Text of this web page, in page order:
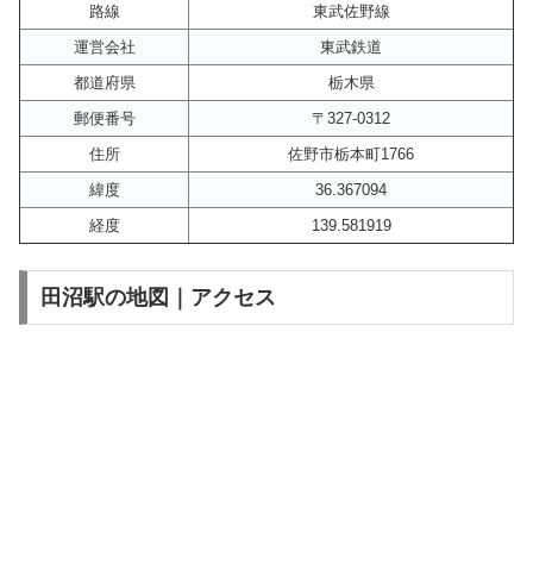
路線
東武佐野線
運営会社
東武鉄道
都道府県
栃木県
郵便番号
〒327-0312
住所
佐野市栃本町1766
緯度
36.367094
経度
139.581919
田沼駅の地図｜アクセス